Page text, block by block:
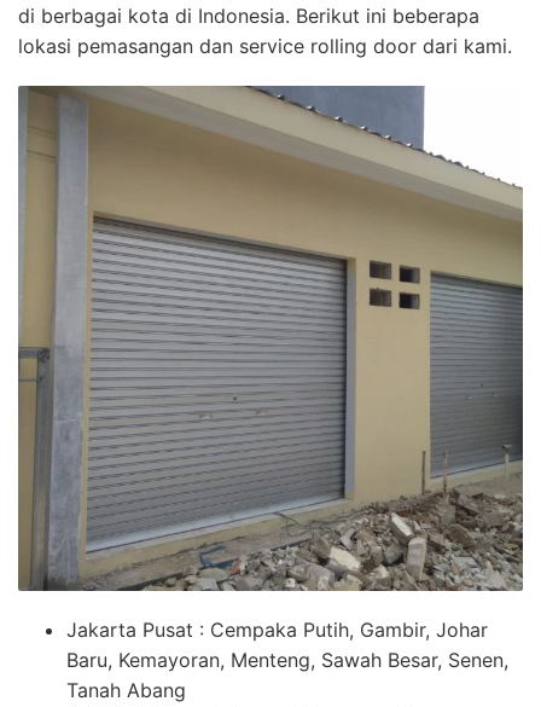
di berbagai kota di Indonesia. Berikut ini beberapa
lokasi pemasangan dan service rolling door dari kami.
Jakarta Pusat : Cempaka Putih, Gambir, Johar
Baru, Kemayoran, Menteng, Sawah Besar, Senen,
Tanah Abang